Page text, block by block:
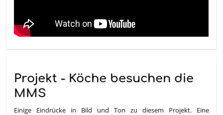
Projekt - Köche besuchen die
MMS
Einige Eindrücke in Bild und Ton zu diesem Projekt. Eine